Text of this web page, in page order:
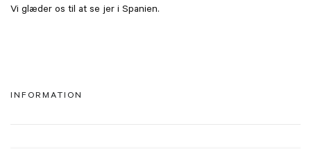
Vi glæder os til at se jer i Spanien.
INFORMATION